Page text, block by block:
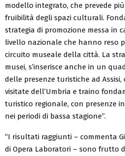
modello integrato, che prevede
fruibilità degli spazi culturali.
strategia di promozione messa in
livello nazionale che hanno reso
circuito museale della città. La
musei, s’inserisce anche in un
delle presenze turistiche ad
visitate dell’Umbria e traino
turistico regionale, con presenze
nei periodi di bassa stagione”.
“I risultati raggiunti – commenta
di Opera Laboratori – sono frutto